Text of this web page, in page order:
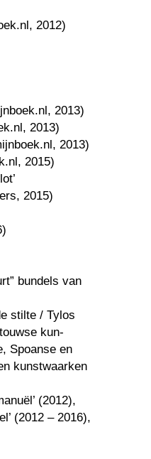
2012)
2013)
2013)
2013)
2015)
2015)
bundels van
stilte / Tylos
kun-
Spoanse en
kunstwaarken
(2012),
(2012 – 2016),